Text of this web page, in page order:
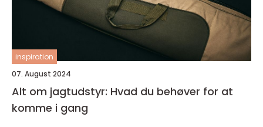
inspiration
07. August 2024
Alt om jagtudstyr: Hvad du behøver for at
komme i gang